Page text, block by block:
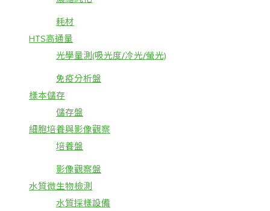
耗材
HTS高通量
光學量測(吸光度/冷光/螢光)
免疫分析盤
樣本儲存
儲存盤
細胞培養與影像觀察
培養盤
影像觀察盤
水質微生物檢測
水質採樣設備